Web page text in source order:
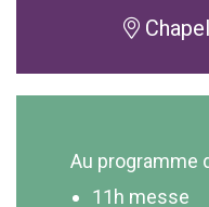
Au programme
11h messe